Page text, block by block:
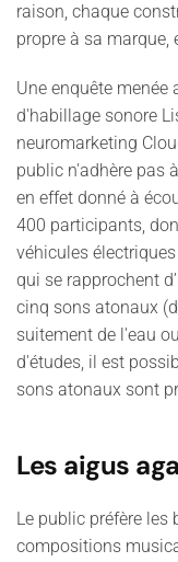
raison, chaque
propre à sa marque,
Une enquête menée
d'habillage sonore
neuromarketing
public n'adhère pas
en effet donné à
400 participants,
véhicules
qui se rapprochent
cinq sons atonaux
suitement de l'eau
d'études, il est
sons atonaux sont
Les aigus
Le public préfère
compositions